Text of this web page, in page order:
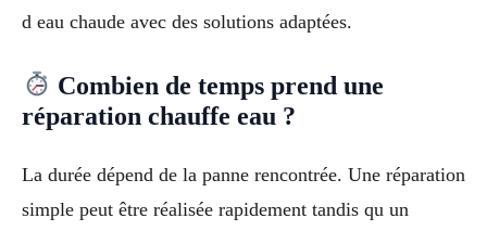
d eau chaude avec des solutions adaptées.
Combien de temps prend une
réparation chauffe eau ?
La durée dépend de la panne rencontrée. Une réparation
simple peut être réalisée rapidement tandis qu un